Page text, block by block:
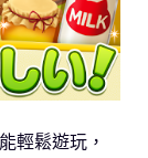
輕鬆遊玩，